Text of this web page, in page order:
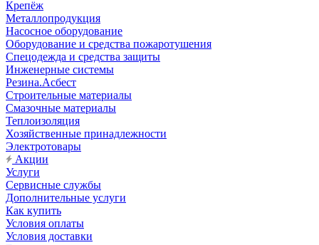
Крепёж
Металлопродукция
Насосное оборудование
Оборудование и средства пожаротушения
Спецодежда и средства защиты
Инженерные системы
Резина.Асбест
Строительные материалы
Смазочные материалы
Теплоизоляция
Хозяйственные принадлежности
Электротовары
Акции
Услуги
Сервисные службы
Дополнительные услуги
Как купить
Условия оплаты
Условия доставки